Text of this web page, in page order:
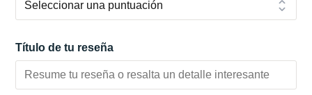
Título de tu reseña